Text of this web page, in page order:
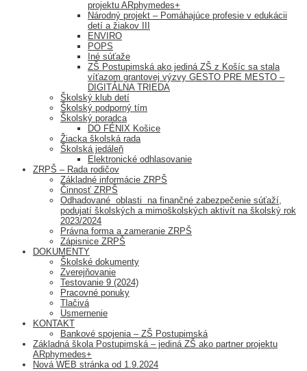
projektu ARphymedes+
Národný projekt – Pomáhajúce profesie v edukácii
detí a žiakov III
ENVIRO
POPS
Iné súťaže
ZŠ Postupimská ako jediná ZŠ z Košíc sa stala
víťazom grantovej výzvy GESTO PRE MESTO –
DIGITÁLNA TRIEDA
Školský klub detí
Školský podporný tím
Školský poradca
DO FÉNIX Košice
Žiacka školská rada
Školská jedáleň
Elektronické odhlasovanie
ZRPŠ – Rada rodičov
Základné informácie ZRPŠ
Činnosť ZRPŠ
Odhadované oblasti na finančné zabezpečenie súťaží,
podujatí školských a mimoškolských aktivít na školský rok
2023/2024
Právna forma a zameranie ZRPŠ
Zápisnice ZRPŠ
DOKUMENTY
Školské dokumenty
Zverejňovanie
Testovanie 9 (2024)
Pracovné ponuky
Tlačivá
Usmernenie
KONTAKT
Bankové spojenia – ZŠ Postupimská
Základná škola Postupimská – jediná ZŠ ako partner projektu
ARphymedes+
Nová WEB stránka od 1.9.2024